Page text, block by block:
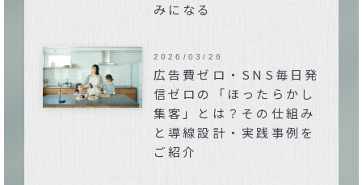
みになる
広告費ゼロ・SNS毎日発
信ゼロの「ほったらかし
集客」とは？その仕組み
と導線設計・実践事例を
ご紹介
2026/03/26